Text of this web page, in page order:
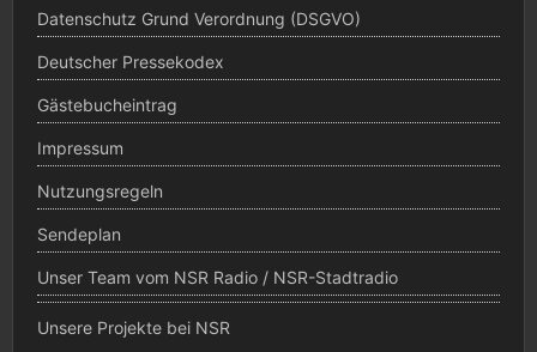
Datenschutz Grund Verordnung (DSGVO)
Deutscher Pressekodex
Gästebucheintrag
Impressum
Nutzungsregeln
Sendeplan
Unser Team vom NSR Radio / NSR-Stadtradio
Unsere Projekte bei NSR